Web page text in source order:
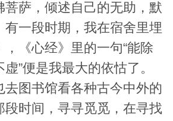
菩萨，倾述自己的无助，默
有一段时期，我在宿舍里埋
《心经》里的一句“能除
”便是我最大的依怙了。
去图书馆看各种古今中外的
段时间，寻寻觅觅，在寻找